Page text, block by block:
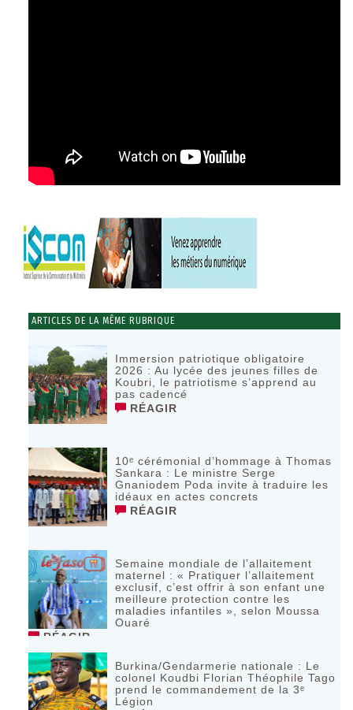
ARTICLES DE LA MÊME RUBRIQUE
Immersion patriotique obligatoire
2026 : Au lycée des jeunes filles de
Koubri, le patriotisme s’apprend au
pas cadencé
RÉAGIR
10ᵉ cérémonial d’hommage à Thomas
Sankara : Le ministre Serge
Gnaniodem Poda invite à traduire les
idéaux en actes concrets
RÉAGIR
Semaine mondiale de l’allaitement
maternel : « Pratiquer l’allaitement
exclusif, c’est offrir à son enfant une
meilleure protection contre les
maladies infantiles », selon Moussa
Ouaré
RÉAGIR
Burkina/Gendarmerie nationale : Le
colonel Koudbi Florian Théophile Tago
prend le commandement de la 3ᵉ
Légion